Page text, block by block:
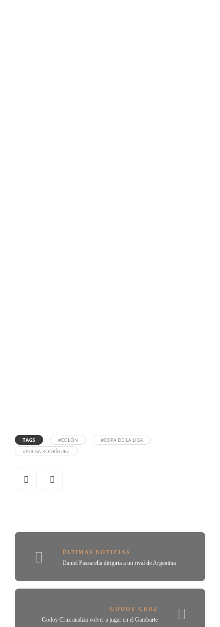
TAGS #COLÓN
#COPA DE LA LIGA
#PULGA RODRÍGUEZ
ÚLTIMAS NOTICIAS
Daniel Passarella dirigiría a un rival de Argentina
GODOY CRUZ
Godoy Cruz analiza volver a jugar en el Gambarte